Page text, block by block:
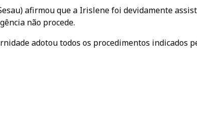
afirmou que a Irislene foi devidamente
não procede.
adotou todos os procedimentos indicados